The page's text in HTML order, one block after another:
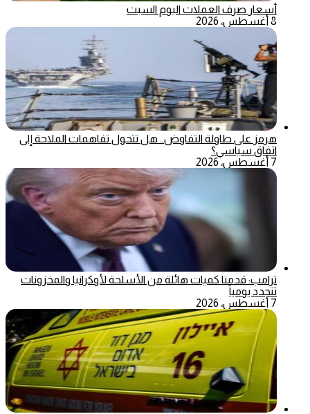
أسعار صرف العملات اليوم السبت
8 أغسطس، 2026
هرمز على طاولة التفاوض.. هل تتحول تفاهمات الملاحة إلى
اتفاق سياسي؟
7 أغسطس، 2026
ترامب: قدمنا كميات هائلة من الأسلحة لأوكرانيا والمخزونات
تتجدد يومياً
7 أغسطس، 2026